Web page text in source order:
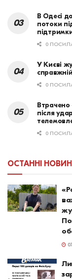
В Одесі
потоки
0
У Києві
0
Втрачено
після
0
ОСТАННІ